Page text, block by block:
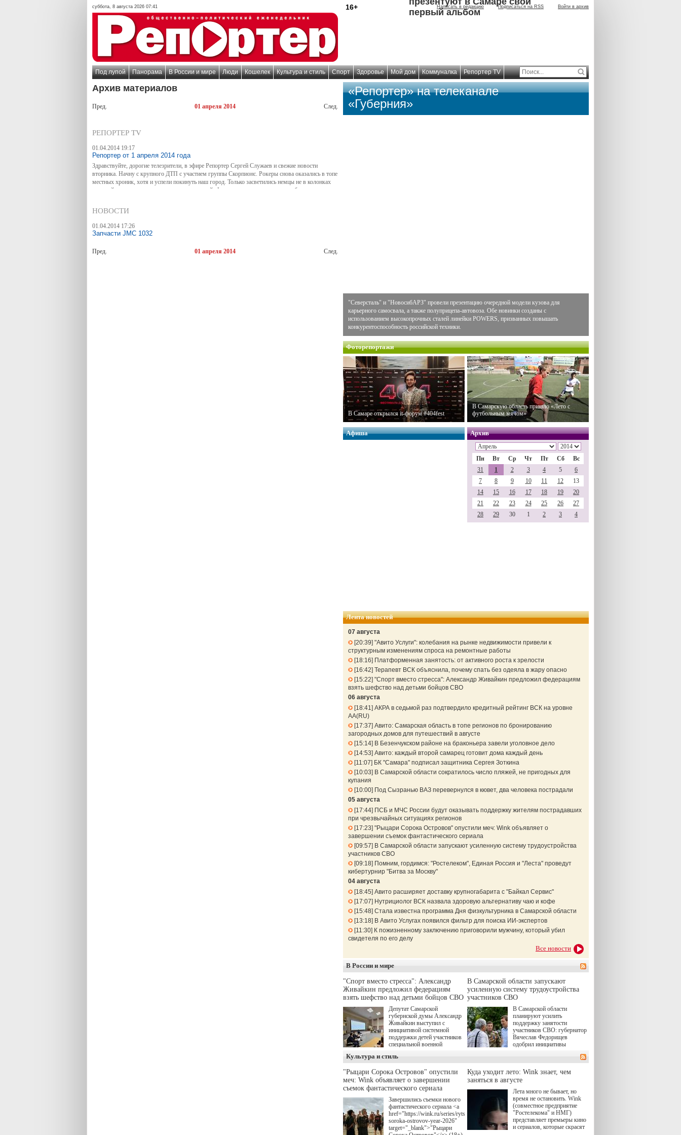
суббота, 8 августа 2026 07:41 16+ Написать в редакцию Подписаться на RSS Войти в архив
первый альбом
Под лупой Панорама В России и мире Люди Кошелек Культура и стиль Спорт Здоровье Мой дом Коммуналка Репортер TV
Архив материалов
Пред. 01 апреля 2014 След.
РЕПОРТЕР TV
01.04.2014 19:17
Репортер от 1 апреля 2014 года
Здравствуйте, дорогие телезрители, в эфире Репортер Сергей Служаев и свежие новости
вторника. Начну с крупного ДТП с участием группы Скорпионс. Рокеры снова оказались в топе
местных хроник, хотя и успели покинуть наш город. Только засветились немцы не в колонках
светской хроники, а в хронике… происшествий. Фура, груженая сценическим оборудованием
асфальту. Не обошлось без жертв.
НОВОСТИ
01.04.2014 17:26
Запчасти JMC 1032
Пред. 01 апреля 2014 След.
«Репортер» на телеканале
«Губерния»
"Северсталь" и "НовосибАРЗ" провели презентацию очередной модели кузова для
карьерного самосвала, а также полуприцепа-автовоза. Обе новинки созданы с
использованием высокопрочных сталей линейки POWERS, призванных повышать
конкурентоспособность российской техники.
Фоторепортажи
В Самаре открылся it-форум #404fest
В Самарскую область пришло «Лето с
футбольным мячом»
Афиша Архив
Пн Вт Ср Чт Пт Сб
Вс
31
1 2 3 4 5
6
7
8 9 10 11 12
13
14
15 16 17 18 19
20
21
22 23 24 25 26
27
28
29 30 1 2 3 4
Лента новостей
07 августа
20:39 "Авито Услуги": колебания на рынке недвижимости привели к
структурным изменениям спроса на ремонтные работы
18:16
Платформенная занятость: от активного роста к зрелости
16:42 Терапевт ВСК объяснила, почему спать без одеяла в жару опасно
15:22 "Спорт вместо стресса": Александр Живайкин предложил федерациям
взять шефство над детьми бойцов СВО
06 августа
18:41 АКРА в седьмой раз подтвердило кредитный рейтинг ВСК на уровне
АА(RU)
17:37 Авито: Самарская область в топе регионов по бронированию
загородных домов для путешествий в августе
15:14 В Безенчукском районе на браконьера завели уголовное дело
14:53 Авито: каждый второй самарец готовит дома каждый день
11:07
БК "Самара" подписал защитника Сергея Зоткина
10:03
В Самарской области сократилось число пляжей, не пригодных для
купания
10:00 Под Сызранью ВАЗ перевернулся в кювет, два человека пострадали
05 августа
17:44 ПСБ и МЧС России будут оказывать поддержку жителям пострадавших
при чрезвычайных ситуациях регионов
17:23 "Рыцари Сорока Островов" опустили меч: Wink объявляет о
завершении съемок фантастического сериала
09:57
В Самарской области запускают усиленную систему трудоустройства
участников СВО
09:18 Помним, гордимся: "Ростелеком", Единая Россия и "Леста" проведут
кибертурнир "Битва за Москву"
04 августа
18:45 Авито расширяет доставку крупногабарита с "Байкал Сервис"
17:07
Нутрициолог ВСК назвала здоровую альтернативу чаю и кофе
15:48 Стала известна программа Дня физкультурника в Самарской области
13:18 В Авито Услугах появился фильтр для поиска ИИ-экспертов
11:30 К пожизненному заключению приговорили мужчину, который убил
свидетеля по его делу
Все новости
В России и мире
"Спорт вместо стресса": Александр
Живайкин предложил федерациям
взять шефство над детьми бойцов СВО
Депутат Самарской
губернской думы Александр
Живайкин выступил с
инициативой системной
поддержки детей участников
специальной военной
секции. Он озвучил ее на
"Помощь фронту и семьям
участников СВО", которая
прошла в Отрадном 7
В Самарской области запускают
усиленную систему трудоустройства
участников СВО
В Самарской области
планируют усилить
поддержку занятости
участников СВО: губернатор
Вячеслав Федорищев
одобрил инициативы
направленные на
трудоустройство и более
мирной жизни.
Культура и стиль
"Рыцари Сорока Островов" опустили
меч: Wink объявляет о завершении
съемок фантастического сериала
Завершились съемки нового
фантастического сериала <a
href="https://wink.ru/series/rytsari-
soroka-ostrovov-year-2026"
target="_blank">"Рыцари
Куда уходит лето: Wink знает, чем
заняться в августе
Лета много не бывает, но
время не остановить. Wink
(совместное предприятие
"Ростелекома" и НМГ)
представляет премьеры кино
и сериалов, которые скрасят